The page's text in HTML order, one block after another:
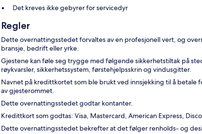
Det kreves ikke gebyrer for servicedyr
Regler
Dette overnattingsstedet forvaltes av en profesjonell vert, og
bransje, bedrift eller yrke.
Gjestene kan føle seg trygge med følgende sikkerhetstiltak på
røykvarsler, sikkerhetssystem, førstehjelpsskrin og vindusgitter.
Navnet på kredittkortet som ble brukt ved innsjekking til å
av gjesterommet.
Dette overnattingsstedet godtar kontanter.
Kredittkort som godtas: Visa, Mastercard, American Express,
Dette overnattingsstedet bekrefter at det følger renholds- og